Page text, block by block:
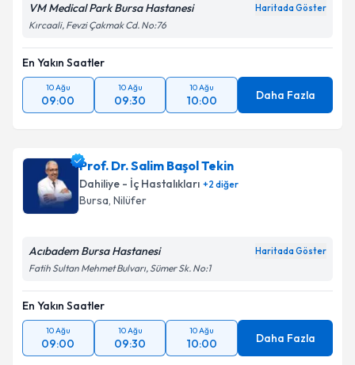
VM Medical Park Bursa Hastanesi Haritada Göster
Kırcaali, Fevzi Çakmak Cd. No:76
En Yakın Saatler
10 Ağu
09:00
10 Ağu
09:30
10 Ağu
10:00 Daha Fazla
Prof. Dr. Salim Başol Tekin
Dahiliye - İç Hastalıkları +2 diğer
Bursa, Nilüfer
Acıbadem Bursa Hastanesi Haritada Göster
Fatih Sultan Mehmet Bulvarı, Sümer Sk. No:1
En Yakın Saatler
10 Ağu
09:00
10 Ağu
09:30
10 Ağu
10:00 Daha Fazla